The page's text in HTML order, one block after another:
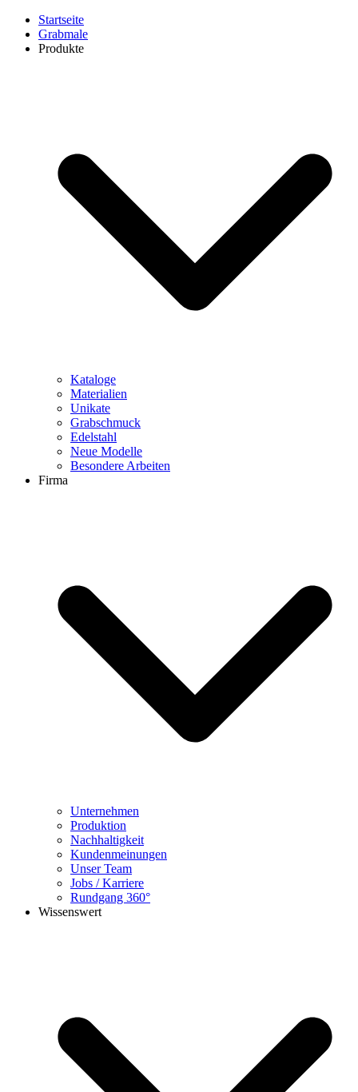
Startseite
Grabmale
Produkte
Kataloge
Materialien
Unikate
Grabschmuck
Edelstahl
Neue Modelle
Besondere Arbeiten
Firma
Unternehmen
Produktion
Nachhaltigkeit
Kundenmeinungen
Unser Team
Jobs / Karriere
Rundgang 360°
Wissenswert